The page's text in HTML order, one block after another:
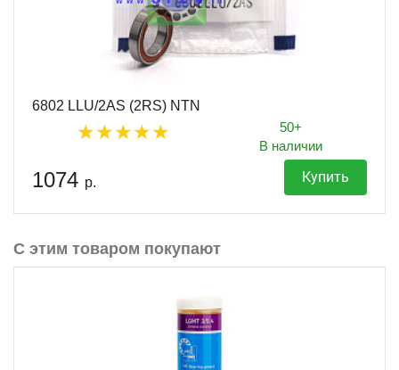
6802 LLU/2AS (2RS) NTN
50+
В наличии
1074 р. Купить
С этим товаром покупают